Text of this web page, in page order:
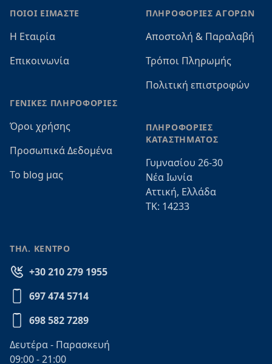
ΠΟΙΟΙ ΕΙΜΑΣΤΕ
Η Εταιρία
Επικοινωνία
ΓΕΝΙΚΕΣ ΠΛΗΡΟΦΟΡΙΕΣ
Όροι χρήσης
Προσωπικά Δεδομένα
Το blog μας
ΠΛΗΡΟΦΟΡΙΕΣ ΑΓΟΡΩΝ
Αποστολή & Παραλαβή
Τρόποι Πληρωμής
Πολιτική επιστροφών
ΠΛΗΡΟΦΟΡΙΕΣ
ΚΑΤΑΣΤΗΜΑΤΟΣ
Γυμνασίου 26-30
Νέα Ιωνία
Αττική, Ελλάδα
ΤΚ: 14233
ΤΗΛ. ΚΕΝΤΡΟ
+30 210 279 1955
697 474 5714
698 582 7289
Δευτέρα - Παρασκευή
09:00 - 21:00